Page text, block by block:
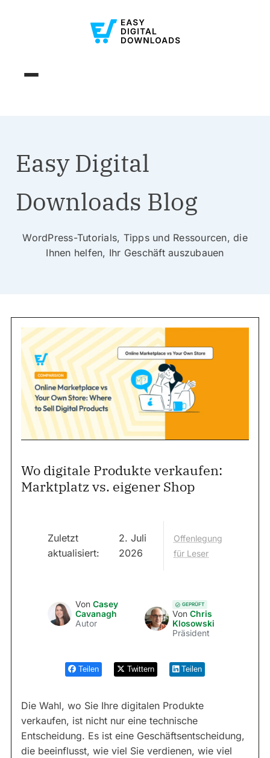
Easy Digital
Downloads Blog
WordPress-Tutorials, Tipps und Ressourcen, die
Ihnen helfen, Ihr Geschäft auszubauen
Wo digitale Produkte verkaufen:
Marktplatz vs. eigener Shop
Zuletzt
aktualisiert:
2. Juli
2026
Offenlegung
für Leser
Von Casey
Cavanagh
Autor
GEPRÜFT
Von Chris
Klosowski
Präsident
Teilen Twittern Teilen
Die Wahl, wo Sie Ihre digitalen Produkte
verkaufen, ist nicht nur eine technische
Entscheidung. Es ist eine Geschäftsentscheidung,
die beeinflusst, wie viel Sie verdienen, wie viel